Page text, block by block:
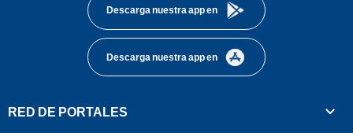
Descarga nuestra app en
Descarga nuestra app en
RED DE PORTALES